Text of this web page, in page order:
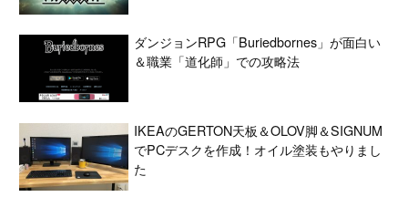
ダンジョンRPG「Buriedbornes」が面白い
＆職業「道化師」での攻略法
IKEAのGERTON天板＆OLOV脚＆SIGNUM
でPCデスクを作成！オイル塗装もやりまし
た